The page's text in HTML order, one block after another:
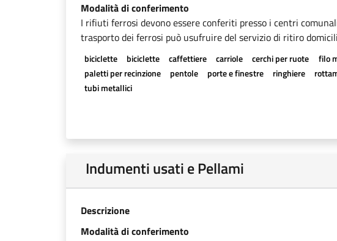
Modalità di conferimento
I rifiuti ferrosi devono essere conferiti presso i centri
trasporto dei ferrosi può usufruire del servizio di ritiro
biciclette biciclette caffettiere carriole cerchi per ruote filo
paletti per recinzione
pentole porte e finestre ringhiere
tubi metallici
Indumenti usati e Pellami
Descrizione
Modalità di conferimento